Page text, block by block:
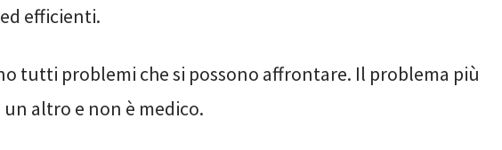
efficienti.
tutti problemi che si possono affrontare. Il problema più
altro e non è medico.